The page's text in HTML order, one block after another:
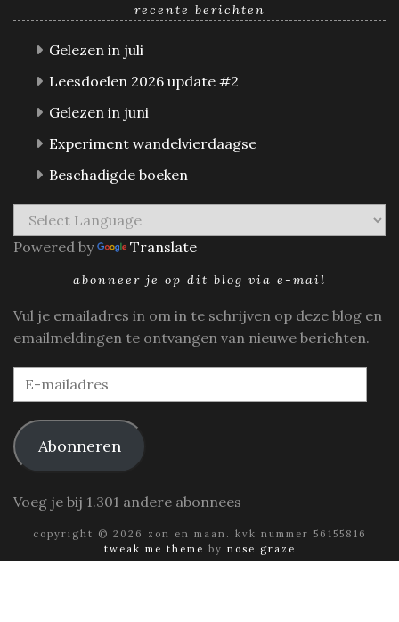
recente berichten
Gelezen in juli
Leesdoelen 2026 update #2
Gelezen in juni
Experiment wandelvierdaagse
Beschadigde boeken
Powered by Translate
abonneer je op dit blog via e-mail
Vul je emailadres in om in te schrijven op deze blog en
emailmeldingen te ontvangen van nieuwe berichten.
E-
mailadres
Abonneren
Voeg je bij 1.301 andere abonnees
copyright © 2026 zon en maan. kvk nummer 56155816
tweak me theme by nose graze